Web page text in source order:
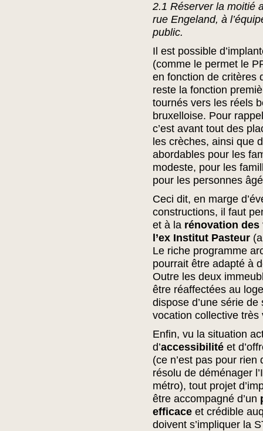
2.1 Réserver la moitié
rue Engeland, à
public.
Il est possible
(comme le permet le
en fonction de critères
reste la fonction
tournés vers les réels
bruxelloise. Pour
c’est avant tout des
les crèches, ainsi que
abordables pour les
modeste, pour les
pour les personnes
Ceci dit, en marge
constructions, il faut
et à la rénovation des
l’ex Institut Pasteur
Le riche programme
pourrait être adapté à
Outre les deux
être réaffectées au
dispose d’une série de
vocation collective très
Enfin, vu la situation
d’accessibilité et
(ce n’est pas pour rien
résolu de déménager
métro), tout projet
être accompagné d’un
efficace et crédible
doivent s’impliquer la